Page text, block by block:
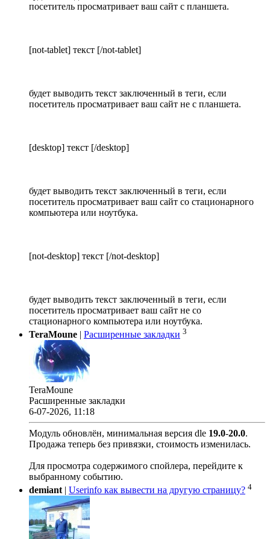
посетитель просматривает ваш сайт с планшета.
[not-tablet] текст [/not-tablet]
будет выводить текст заключенный в теги, если
посетитель просматривает ваш сайт не с планшета.
[desktop] текст [/desktop]
будет выводить текст заключенный в теги, если
посетитель просматривает ваш сайт со стационарного
компьютера или ноутбука.
[not-desktop] текст [/not-desktop]
будет выводить текст заключенный в теги, если
посетитель просматривает ваш сайт не со
стационарного компьютера или ноутбука.
TeraMoune | Расширенные закладки 3
TeraMoune
Расширенные закладки
6-07-2026, 11:18
Модуль обновлён, минимальная версия dle 19.0-20.0.
Продажа теперь без привязки, стоимость изменилась.
Для просмотра содержимого спойлера, перейдите к
выбранному событию.
demiant | Userinfo как вывести на другую страницу? 4